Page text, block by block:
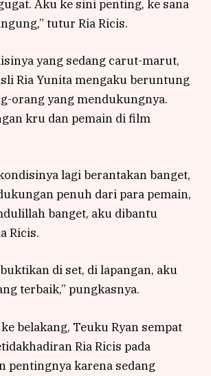
Aku ke sini penting, ke sana
tutur Ria Ricis.
yang sedang carut-marut,
Ria Yunita mengaku beruntung
orang yang mendukungnya.
kru dan pemain di film
lagi berantakan banget,
penuh dari para pemain,
banget, aku dibantu
Ricis.
di set, di lapangan, aku
terbaik,” pungkasnya.
belakang, Teuku Ryan sempat
Ria Ricis pada
pentingnya karena sedang